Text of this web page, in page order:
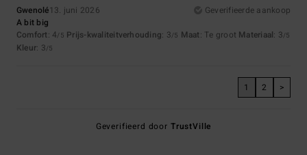
Gwenolé13. juni 2026
Geverifieerde aankoop
A bit big
Comfort: 4/5 Prijs-kwaliteitverhouding: 3/5 Maat: Te groot Materiaal: 3/5
Kleur: 3/5
1 2 >
Geverifieerd door TrustVille